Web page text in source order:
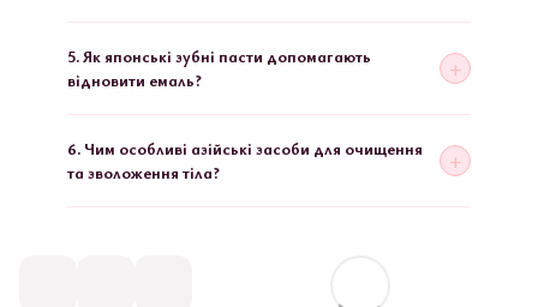
5. Як японські зубні пасти допомагають
відновити емаль?
6. Чим особливі азійські засоби для очищення
та зволоження тіла?